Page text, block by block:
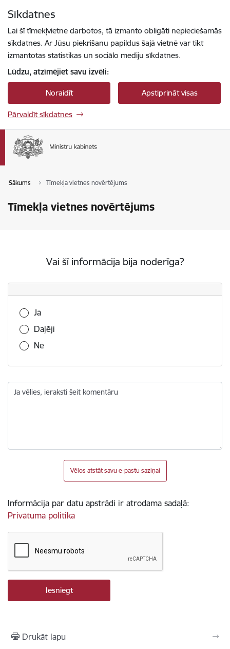
Sīkdatnes
Lai šī tīmekļvietne darbotos, tā izmanto obligāti nepieciešamās
sīkdatnes. Ar Jūsu piekrišanu papildus šajā vietnē var tikt
izmantotas statistikas un sociālo mediju sīkdatnes.
Lūdzu, atzīmējiet savu izvēli:
Noraidīt Apstiprināt visas
Pārvaldīt sīkdatnes
Sākums Tīmekļa vietnes novērtējums
Tīmekļa vietnes novērtējums
Vai šī informācija bija noderīga?
Vai šī informācija bija noderīga?
Jā
Daļēji
Nē
Ja vēlies, ieraksti šeit komentāru
Vēlos atstāt savu e-pastu saziņai
Informācija par datu apstrādi ir atrodama sadaļā:
Privātuma politika
Drukāt lapu